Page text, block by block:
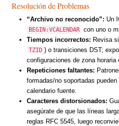
Resolución de Problemas
“Archivo no reconocido”: Un
BEGIN:VCALENDAR con uno o
Tiempos incorrectos: Revisa
TZID ) o transiciones DST;
configuraciones de zona horaria
Repeticiones faltantes:
formadas/no soportadas
calendario fuente.
Caracteres distorsionados:
asegúrate de que las líneas
reglas RFC 5545, luego